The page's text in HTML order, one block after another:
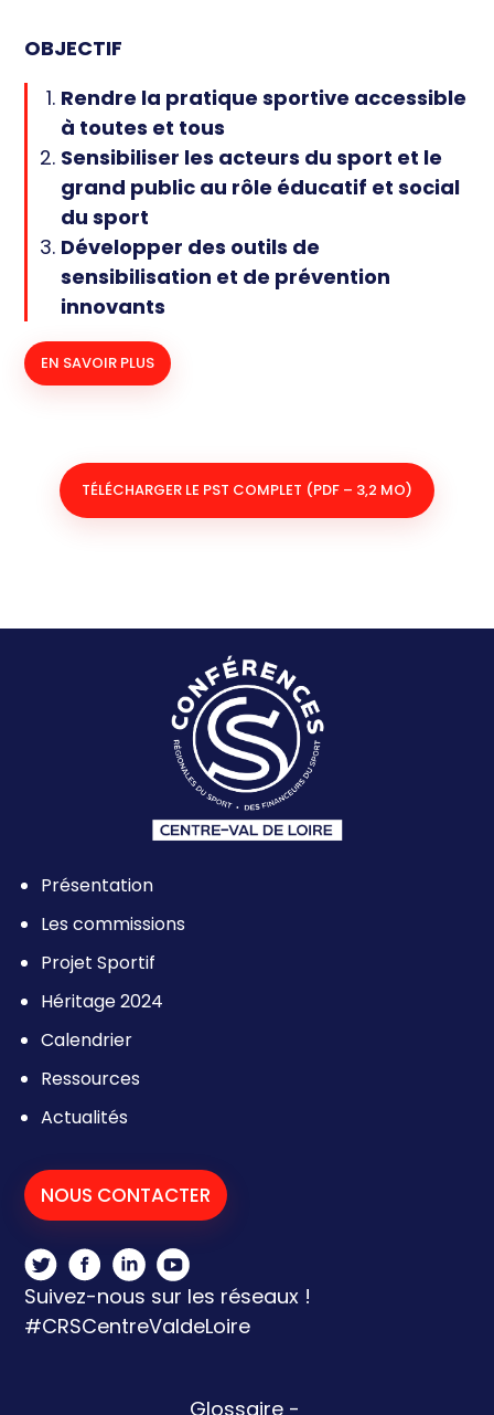
OBJECTIF
Rendre la pratique sportive accessible
à toutes et tous
Sensibiliser les acteurs du sport et le
grand public au rôle éducatif et social
du sport
Développer des outils de
sensibilisation et de prévention
innovants
EN SAVOIR PLUS
TÉLÉCHARGER LE PST COMPLET (PDF – 3,2 MO)
Présentation
Les commissions
Projet Sportif
Héritage 2024
Calendrier
Ressources
Actualités
NOUS CONTACTER
Suivez-nous sur les réseaux !
#CRSCentreValdeLoire
Glossaire-